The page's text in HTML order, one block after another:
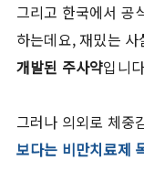
그리고 한국에서 공
하는데요, 재밌는 사
개발된 주사약입니
그러나 의외로 체중
보다는 비만치료제